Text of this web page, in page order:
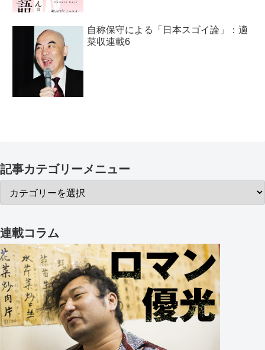
自称保守による「日本スゴイ論」：適
菜収連載6
記事カテゴリーメニュー
連載コラム